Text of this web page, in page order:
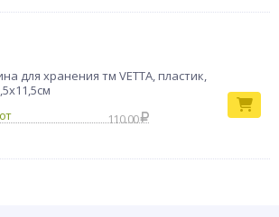
для хранения тм VETTA, пластик,
110.00